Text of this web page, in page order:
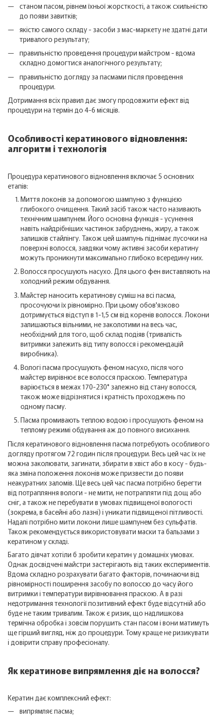
станом пасом, рівнем їхньої жорсткості, а також схильністю
до появи завитків;
якістю самого складу - засоби з мас-маркету не здатні дати
тривалого результату;
правильністю проведення процедури майстром - вдома
складно домогтися аналогічного результату;
правильністю догляду за пасмами після проведення
процедури.
Дотримання всіх правил дає змогу продовжити ефект від
процедури на термін до 4-6 місяців.
Особливості кератинового відновлення:
алгоритм і технологія
Процедура кератинового відновлення включає 5 основних
етапів:
Миття локонів за допомогою шампуню з функцією
глибокого очищення. Такий засіб також часто називають
технічним шампунем. Його основна функція - усунення
навіть найдрібніших частинок забруднень, жиру, а також
залишків стайлінгу. Також цей шампунь піднімає лусочки на
поверхні волосся, завдяки чому активні засоби кератину
можуть проникнути максимально глибоко всередину них.
Волосся просушують насухо. Для цього фен виставляють на
холодний режим обдування.
Майстер наносить кератинову суміш на всі пасма,
просочуючи їх рівномірно. При цьому обов'язково
дотримується відступ в 1-1,5 см від коренів волосся. Локони
залишаються вільними, не заколотими на весь час,
необхідний для того, щоб склад подіяв (тривалість
витримки залежить від типу волосся і рекомендацій
виробника).
Вологі пасма просушують феном насухо, після чого
майстер вирівнює все волосся праскою. Температура
варіюється в межах 170-230° залежно від стану волосся,
також може відрізнятися і кратність проходжень по
одному пасму.
Пасма промивають теплою водою і просушують феном на
теплому режимі обдування аж до повного висихання.
Після кератинового відновлення пасма потребують особливого
догляду протягом 72 годин після процедури. Весь цей час їх не
можна заколювати, загинати, збирати в хвіст або в косу - будь-
яка зміна положення локонів може призвести до появи
неакуратних заломів. Ще весь цей час пасма потрібно берегти
від потрапляння вологи - не мити, не потрапляти під дощ або
сніг, а також не перебувати в умовах підвищеної вологості
(зокрема, в басейні або лазні) і уникати підвищеної пітливості.
Надалі потрібно мити локони лише шампунем без сульфатів.
Також рекомендується використовувати маски та бальзами з
кератином у складі.
Багато дівчат хотіли б зробити кератин у домашніх умовах.
Однак досвідчені майстри застерігають від таких експериментів.
Вдома складно розрахувати багато факторів, починаючи від
рівномірності поширення засобу по волоссю до часу його
витримки і температури вирівнювання праскою. А в разі
недотримання технології позитивний ефект буде відсутній або
буде не таким тривалим. Також є ризик, що надлишкова
термічна обробка і зовсім порушить стан пасом і вони матимуть
ще гірший вигляд, ніж до процедури. Тому краще не ризикувати
і довірити справу професіоналу.
Як кератинове випрямлення діє на волосся?
Кератин дає комплексний ефект:
випрямляє пасма;